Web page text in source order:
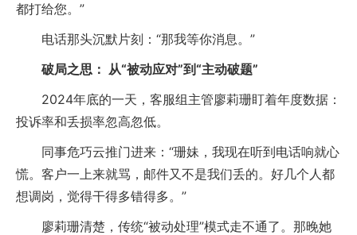
都打给您。”
电话那头沉默片刻：“那我等你消息。”
破局之思： 从“被动应对”到“主动破题”
2024年底的一天，客服组主管廖莉珊盯着年度数据：
投诉率和丢损率忽高忽低。
同事危巧云推门进来：“珊妹，我现在听到电话响就心
慌。客户一上来就骂，邮件又不是我们丢的。好几个人都
想调岗，觉得干得多错得多。”
廖莉珊清楚，传统“被动处理”模式走不通了。那晚她